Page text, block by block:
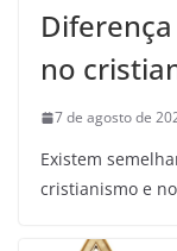
no
7 de agosto de
Existem
cristianismo e